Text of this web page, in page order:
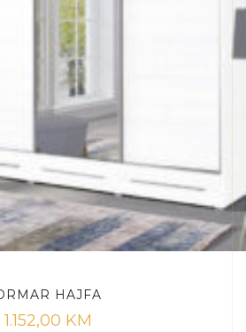
HAJFA
1.152,00 KM